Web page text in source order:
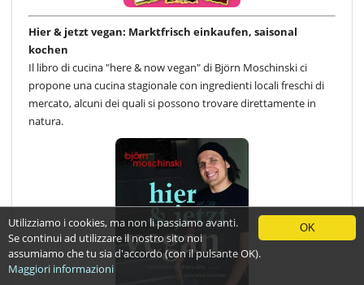
Hier & jetzt vegan: Marktfrisch einkaufen, saisonal
kochen
Il libro di cucina "here & now vegan" di Björn Moschinski ci
propone una cucina stagionale con ingredienti locali freschi di
mercato, alcuni dei quali si possono trovare direttamente in
natura.
OK
Utilizziamo i cookies, ma non li passiamo avanti.
Se continui ad utilizzare il nostro sito noi
assumiamo che tu sia d'accordo (con il pulsante OK).
Maggiori informazioni